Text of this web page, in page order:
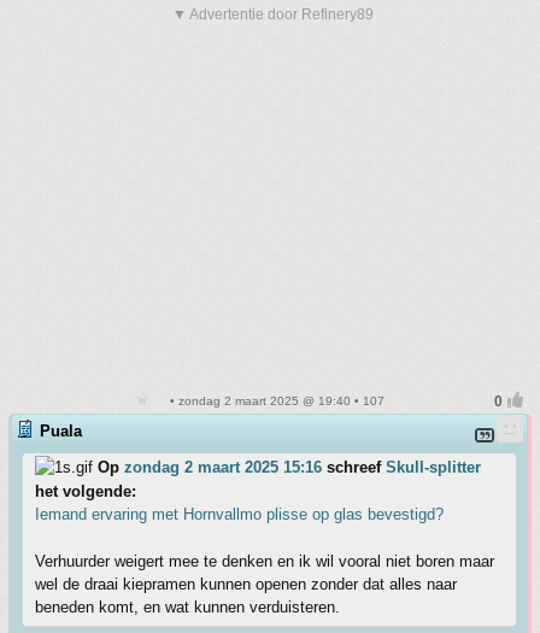
▼ Advertentie door Refinery89
• zondag 2 maart 2025 @ 19:40 • 107
Puala
Op zondag 2 maart 2025 15:16 schreef Skull-splitter
het volgende:
Iemand ervaring met Hornvallmo plisse op glas bevestigd?
Verhuurder weigert mee te denken en ik wil vooral niet boren maar
wel de draai kiepramen kunnen openen zonder dat alles naar
beneden komt, en wat kunnen verduisteren.